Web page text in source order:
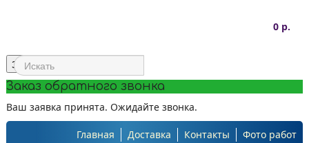
0 р.
Заказать звонок
Заказ обратного звонка
Ваш заявка принята. Ожидайте звонка.
Главная Доставка Контакты Фото работ